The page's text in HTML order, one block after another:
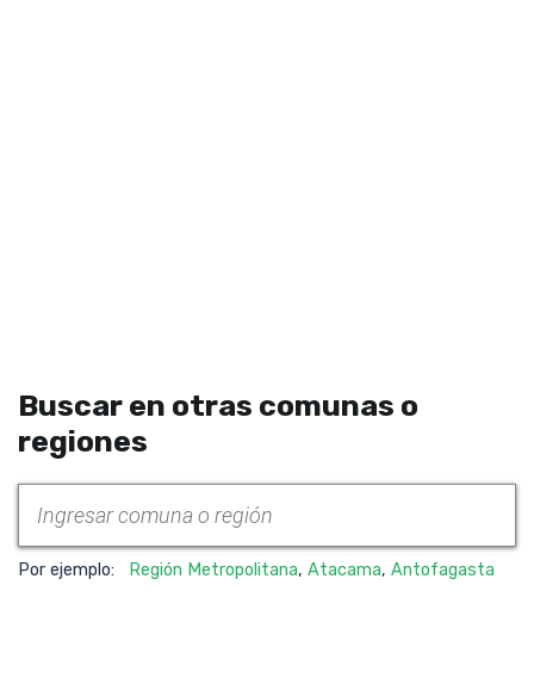
Buscar en otras comunas o
regiones
Por ejemplo: Región Metropolitana, Atacama, Antofagasta